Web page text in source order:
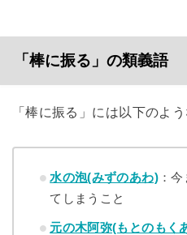
「棒に振る」の類義語
「棒に振る」には以下のよ
水の泡(みずのあわ) ：
てしまうこと
元の木阿弥(もとのもく